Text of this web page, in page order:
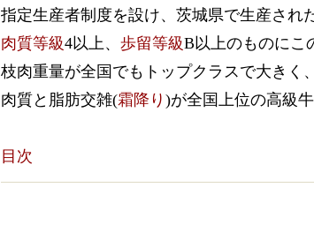
指定生産者制度を設け、茨城県で生産され
肉質等級4以上、 歩留等級B以上のものにこ
枝肉重量が全国でもトップクラスで大きく、
肉質と脂肪交雑(霜降り )が全国上位の高級牛
目次